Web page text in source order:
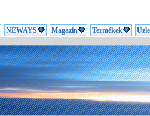
NEWAYS Magazin Termékek